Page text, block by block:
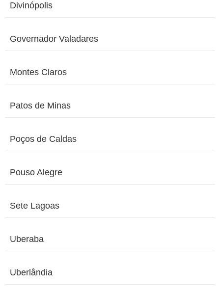
Divinópolis
Governador Valadares
Montes Claros
Patos de Minas
Poços de Caldas
Pouso Alegre
Sete Lagoas
Uberaba
Uberlândia